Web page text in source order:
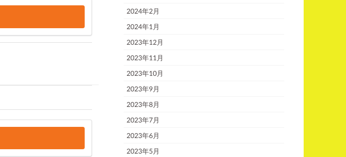
2024年2月
2024年1月
2023年12月
2023年11月
2023年10月
2023年9月
2023年8月
2023年7月
2023年6月
2023年5月